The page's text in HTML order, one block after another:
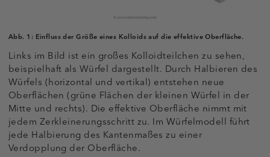
Abb. 1: Einfluss der Größe eines Kolloids auf die effektive Oberfläche.
Links im Bild ist ein großes Kolloidteilchen zu sehen,
beispielhaft als Würfel dargestellt. Durch Halbieren des
Würfels (horizontal und vertikal) entstehen neue
Oberflächen (grüne Flächen der kleinen Würfel in der
Mitte und rechts). Die effektive Oberfläche nimmt mit
jedem Zerkleinerungsschritt zu. Im Würfelmodell führt
jede Halbierung des Kantenmaßes zu einer
Verdopplung der Oberfläche.